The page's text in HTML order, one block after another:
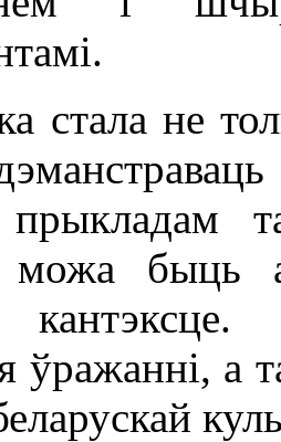
стала не
можа быць
ўражанні, а